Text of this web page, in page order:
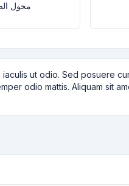
محول
ut odio. Sed posuere
odio mattis. Aliquam sit